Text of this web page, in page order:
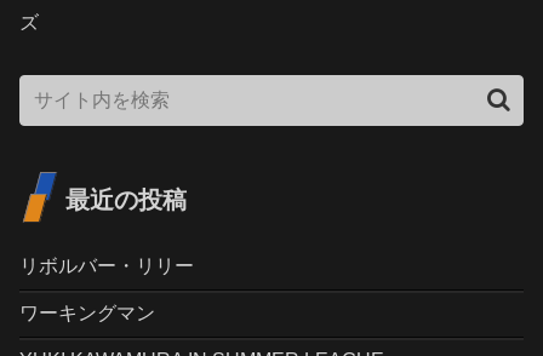
ズ
最近の投稿
リボルバー・リリー
ワーキングマン